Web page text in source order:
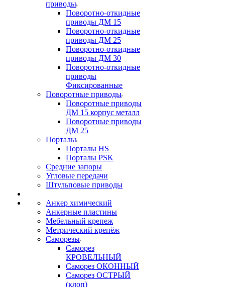
приводы
Поворотно-откидные
приводы ДМ 15
Поворотно-откидные
приводы ДМ 25
Поворотно-откидные
приводы ДМ 30
Поворотно-откидные
приводы
Фиксированные
Поворотные приводы
Поворотные приводы
ДМ 15 корпус металл
Поворотные приводы
ДМ 25
Порталы
Порталы HS
Порталы PSK
Средние запоры
Угловые передачи
Штульповые приводы
Анкер химический
Анкерные пластины
Мебельный крепеж
Метрический крепёж
Саморезы
Саморез
КРОВЕЛЬНЫЙ
Саморез ОКОННЫЙ
Саморез ОСТРЫЙ
(клоп)